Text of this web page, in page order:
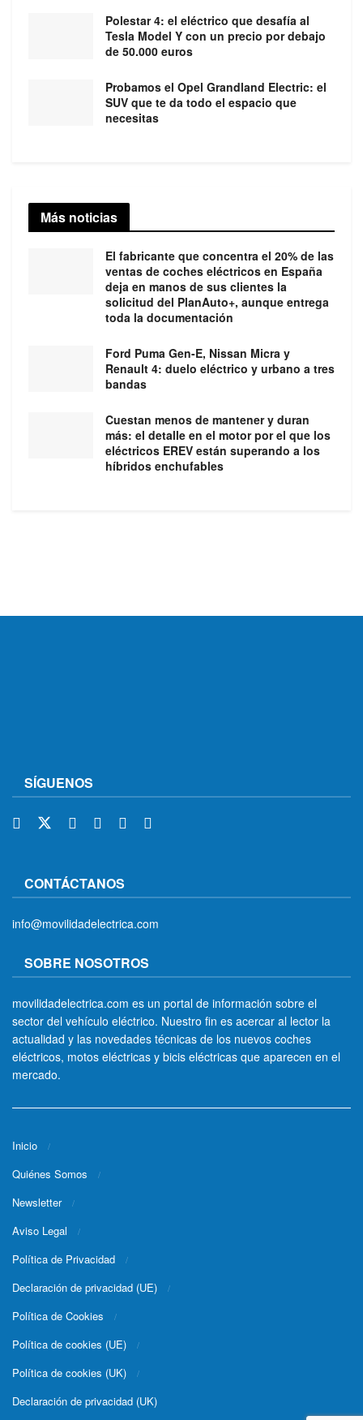
Polestar 4: el eléctrico que desafía al
Tesla Model Y con un precio por debajo
de 50.000 euros
Probamos el Opel Grandland Electric: el
SUV que te da todo el espacio que
necesitas
Más noticias
El fabricante que concentra el 20% de las
ventas de coches eléctricos en España
deja en manos de sus clientes la
solicitud del PlanAuto+, aunque entrega
toda la documentación
Ford Puma Gen-E, Nissan Micra y
Renault 4: duelo eléctrico y urbano a tres
bandas
Cuestan menos de mantener y duran
más: el detalle en el motor por el que los
eléctricos EREV están superando a los
híbridos enchufables
SÍGUENOS
CONTÁCTANOS
info@movilidadelectrica.com
SOBRE NOSOTROS
movilidadelectrica.com es un portal de información sobre el
sector del vehículo eléctrico. Nuestro fin es acercar al lector la
actualidad y las novedades técnicas de los nuevos coches
eléctricos, motos eléctricas y bicis eléctricas que aparecen en el
mercado.
Inicio
Quiénes Somos
Newsletter
Aviso Legal
Política de Privacidad
Declaración de privacidad (UE)
Política de Cookies
Política de cookies (UE)
Política de cookies (UK)
Declaración de privacidad (UK)